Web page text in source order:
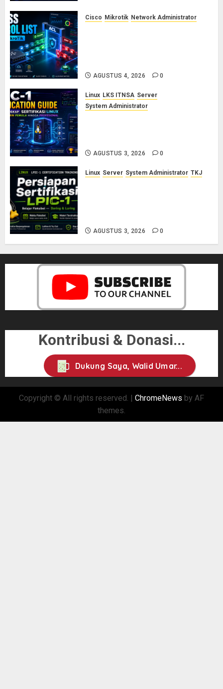
Cisco Mikrotik Network Administrator
AGUSTUS 4, 2026 0
Linux LKS ITNSA Server
System Administrator
AGUSTUS 3, 2026 0
Linux Server System Administrator TKJ
AGUSTUS 3, 2026 0
Kontribusi & Donasi...
Dukung Saya, Walid Umar...
Copyright © All rights reserved. | ChromeNews by AF
themes.